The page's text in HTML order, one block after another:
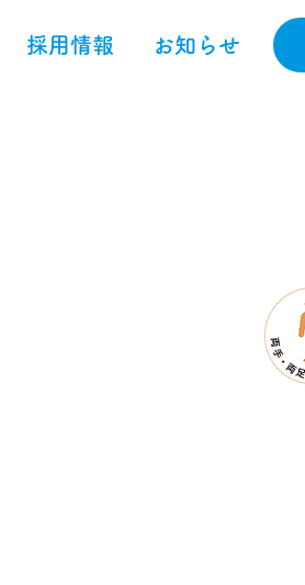
採用情報 お知らせ